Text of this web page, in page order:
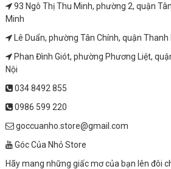
93 Ngô Thị Thu Minh, phường 2, quận
Minh
Lê Duẩn, phường Tân Chính, quận
Phan Đình Giót, phường Phương Liệt,
Nội
034 8492 855
0986 599 220
goccuanho.store@gmail.com
Góc Của Nhỏ Store
Hãy mang những giấc mơ của bạn lên đôi